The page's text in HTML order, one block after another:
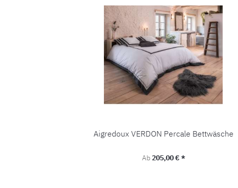
Aigredoux VERDON Percale Bettwäsche
Regulärer Preis:
Ab205,00 € *